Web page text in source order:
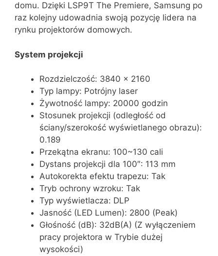
domu. Dzięki LSP9T The Premiere, Samsung po
raz kolejny udowadnia swoją pozycję lidera na
rynku projektorów domowych.
System projekcji
Rozdzielczość: 3840 x 2160
Typ lampy: Potrójny laser
Żywotność lampy: 20000 godzin
Stosunek projekcji (odległość od
ściany/szerokość wyświetlanego obrazu):
0.189
Przekątna ekranu: 100~130 cali
Dystans projekcji dla 100″: 113 mm
Autokorekta efektu trapezu: Tak
Tryb ochrony wzroku: Tak
Typ wyświetlacza: DLP
Jasność (LED Lumen): 2800 (Peak)
Głośność (dB): 32dB(A) (Z wyłączeniem
pracy projektora w Trybie dużej
wysokości)